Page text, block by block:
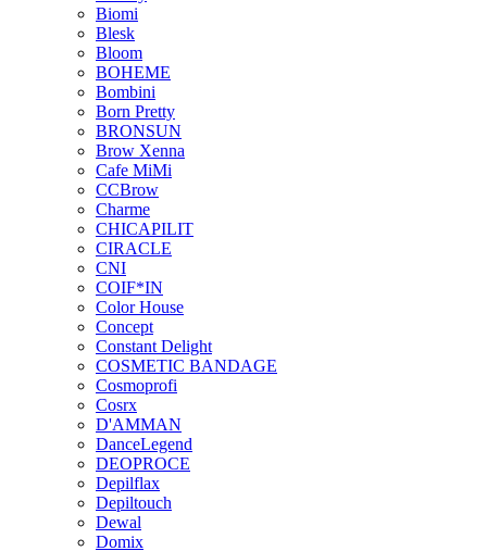
Biomi
Blesk
Bloom
BOHEME
Bombini
Born Pretty
BRONSUN
Brow Xenna
Cafe MiMi
CCBrow
Charme
CHICAPILIT
CIRACLE
CNI
COIF*IN
Color House
Concept
Constant Delight
COSMETIC BANDAGE
Cosmoprofi
Cosrx
D'AMMAN
DanceLegend
DEOPROCE
Depilflax
Depiltouch
Dewal
Domix